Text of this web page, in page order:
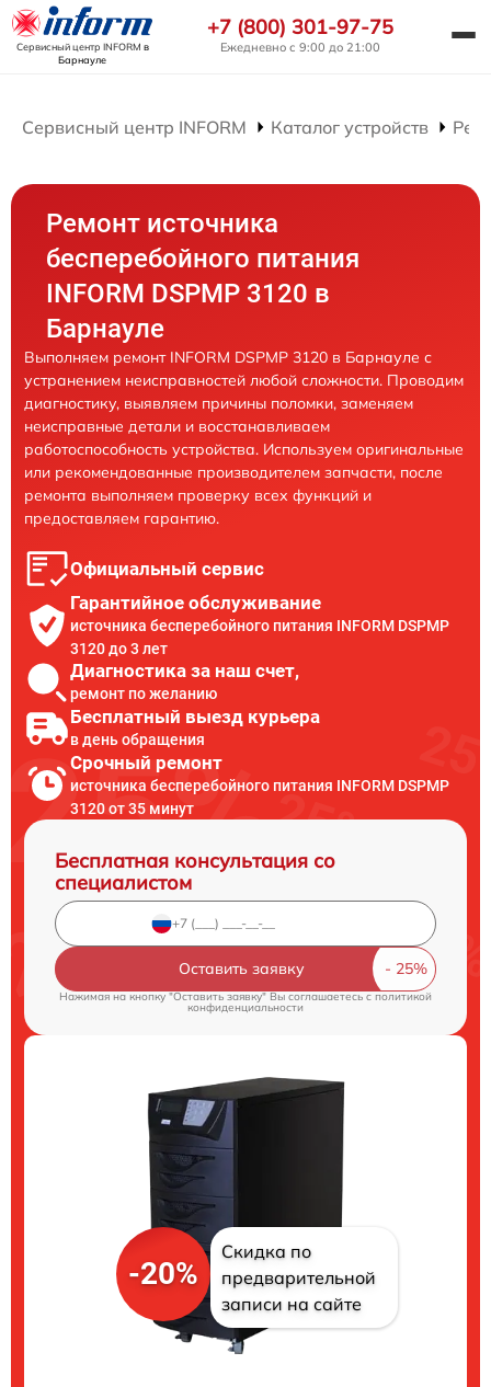
Сервисный центр INFORM в
Барнауле
+7 (800) 301-97-75
Ежедневно с 9:00 до 21:00
Сервисный центр INFORM Каталог устройств
Ремонт источника
бесперебойного питания
INFORM DSPMP 3120 в
Барнауле
Выполняем ремонт INFORM DSPMP 3120 в Барнауле с
устранением неисправностей любой сложности. Проводим
диагностику, выявляем причины поломки, заменяем
неисправные детали и восстанавливаем
работоспособность устройства. Используем оригинальные
или рекомендованные производителем запчасти, после
ремонта выполняем проверку всех функций и
предоставляем гарантию.
Официальный сервис
Гарантийное обслуживание
источника бесперебойного питания INFORM DSPMP
3120 до 3 лет
Диагностика за наш счет,
ремонт по желанию
Бесплатный выезд курьера
в день обращения
Срочный ремонт
источника бесперебойного питания INFORM DSPMP
3120 от 35 минут
Бесплатная консультация со
специалистом
Оставить заявку
Нажимая на кнопку "Оставить заявку" Вы соглашаетесь cполитикой
конфиденциальности
-20%
Скидка по
предварительной
записи на сайте